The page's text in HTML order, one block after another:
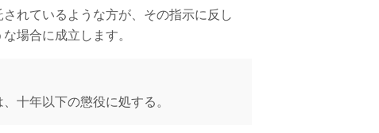
れているような方が、その指示に反し
場合に成立します。
十年以下の懲役に処する。